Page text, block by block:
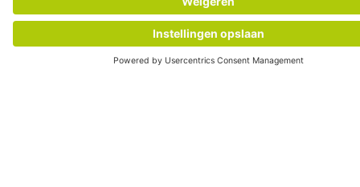
Als je nog steeds wegwerp‑pallets of niet‑herbruikbare
verpakkingen gebruikt, is dit het moment om over te
stappen op een circulair model en een partnernetwerk dat